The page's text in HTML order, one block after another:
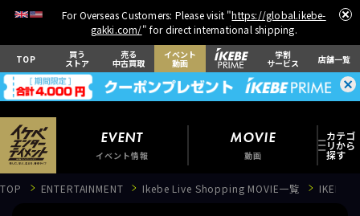
For Overseas Customers: Please visit "https://global.ikebe-
gakki.com/" for direct international shipping.
TOP 買う
ストア
売る
中古買取
イベント
動画
学割
サービス 店舗一覧
EVENT
イベント情報
MOVIE
動画
TOP ENTERTAINMENT Ikebe Live Shopping MOVIE一覧 IKEBE